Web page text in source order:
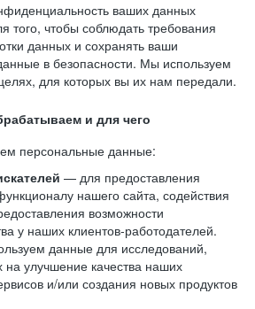
ваших данных
того, чтобы соблюдать требования
данных и сохранять ваши
в безопасности. Мы используем
для которых вы их нам передали.
и для чего
персональные данные:
— для предоставления
нашего сайта, содействия
возможности
у наших клиентов-работодателей.
данные для исследований,
на улучшение качества наших
и/или создания новых продуктов